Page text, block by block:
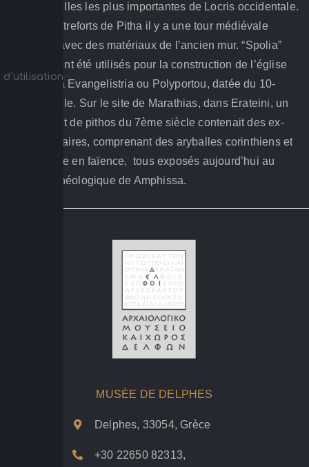
l’une des villes les plus importantes de Locris occidentale.
Sur les contreforts de Pitha il y a une tour médiévale
construite avec des matériaux de l’ancien mur. “Spolia”
similaires ont été utilisés pour la construction de l’église
de Panagia Evangelistria ou Polyportou, datée du 10-
11ème siècle. Sur le site de Marathias, dans Erateini, un
enterrement de pithos du 7ème siècle contenait des ex-
votos funéraires, comprenant des aryballes corinthiens et
un scarabée en faïence, tous exposés aujourd’hui au
musée archéologique de Amphissa.
MUSÉE DE DELPHES
Delphes, 33054, Grèce
+30 22650 82313,